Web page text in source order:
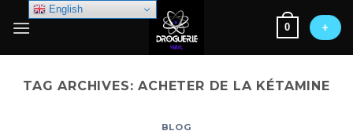
0 +
TAG ARCHIVES:ACHETER DE LA KÉTAMINE
BLOG
English